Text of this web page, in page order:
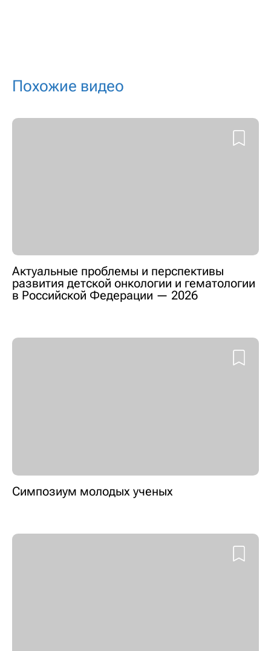
Похожие видео
Актуальные проблемы и перспективы
развития детской онкологии и гематологии
в Российской Федерации — 2026
Симпозиум молодых ученых